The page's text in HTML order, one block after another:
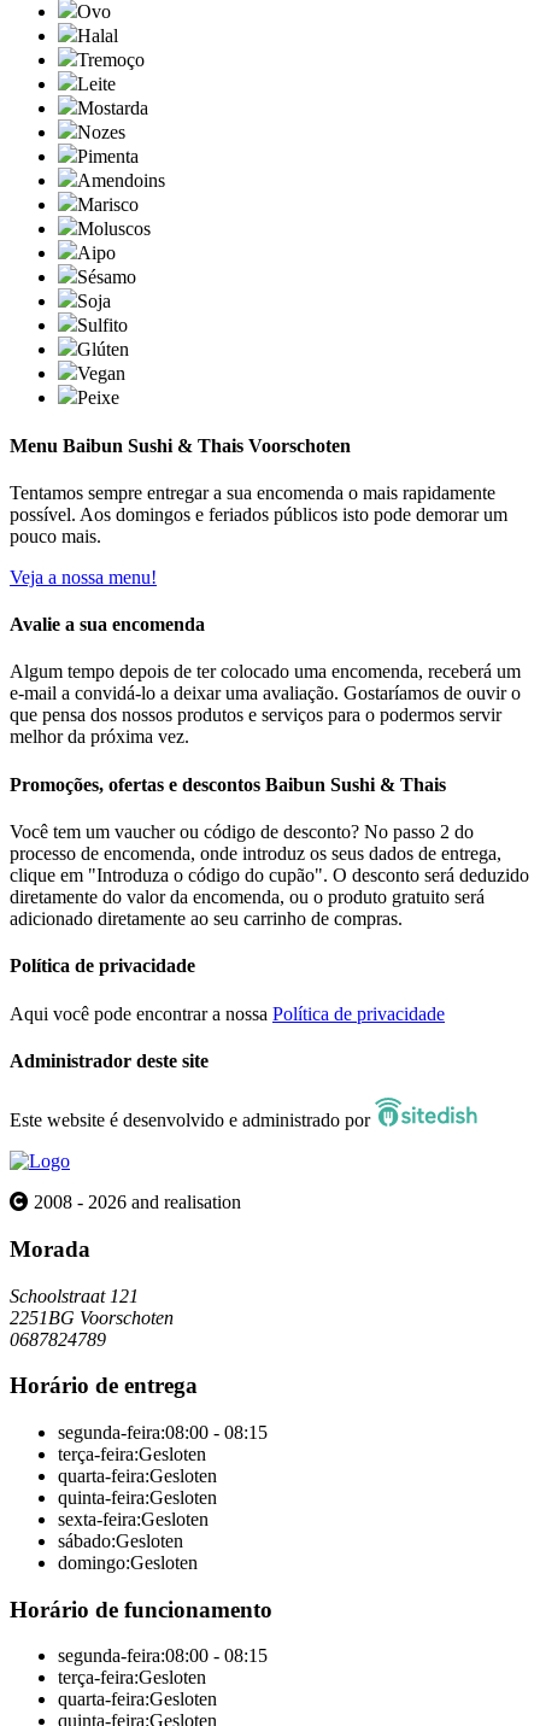
Ovo
Halal
Tremoço
Leite
Mostarda
Nozes
Pimenta
Amendoins
Marisco
Moluscos
Aipo
Sésamo
Soja
Sulfito
Glúten
Vegan
Peixe
Menu Baibun Sushi & Thais Voorschoten
Tentamos sempre entregar a sua encomenda o mais rapidamente
possível. Aos domingos e feriados públicos isto pode demorar um
pouco mais.
Veja a nossa menu!
Avalie a sua encomenda
Algum tempo depois de ter colocado uma encomenda, receberá um
e-mail a convidá-lo a deixar uma avaliação. Gostaríamos de ouvir o
que pensa dos nossos produtos e serviços para o podermos servir
melhor da próxima vez.
Promoções, ofertas e descontos Baibun Sushi & Thais
Você tem um vaucher ou código de desconto? No passo 2 do
processo de encomenda, onde introduz os seus dados de entrega,
clique em "Introduza o código do cupão". O desconto será deduzido
diretamente do valor da encomenda, ou o produto gratuito será
adicionado diretamente ao seu carrinho de compras.
Política de privacidade
Aqui você pode encontrar a nossa Política de privacidade
Administrador deste site
Este website é desenvolvido e administrado por
2008 - 2026 and realisation
Morada
Schoolstraat 121
2251BG Voorschoten
0687824789
Horário de entrega
segunda-feira:08:00 - 08:15
terça-feira:Gesloten
quarta-feira:Gesloten
quinta-feira:Gesloten
sexta-feira:Gesloten
sábado:Gesloten
domingo:Gesloten
Horário de funcionamento
segunda-feira:08:00 - 08:15
terça-feira:Gesloten
quarta-feira:Gesloten
quinta-feira:Gesloten